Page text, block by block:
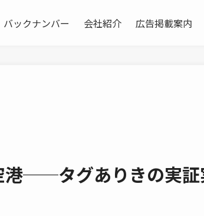
バックナンバー 会社紹介 広告掲載案内
港──タグありきの実証